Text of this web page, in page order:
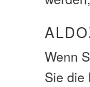
Wenn
Sie die